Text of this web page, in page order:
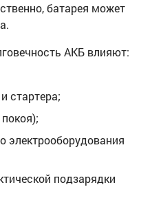
батарея может
АКБ влияют:
стартера;
электрооборудования
подзарядки